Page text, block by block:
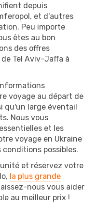
depuis
et d'autres
Peu importe
êtes au bon
des offres
Tel Aviv-Jaffa à
voyage au départ de
qu'un large éventail
Nous vous
et les
voyage en Ukraine
conditions possibles.
et réservez votre
la plus grande
nous vous aider
au meilleur prix !